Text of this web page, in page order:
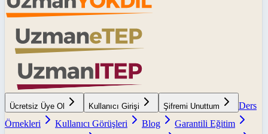
Ücretsiz Üye Ol Kullanıcı Girişi Şifremi Unuttum
Ders
Örnekleri
Kullanıcı Görüşleri Blog
Garantili Eğitim